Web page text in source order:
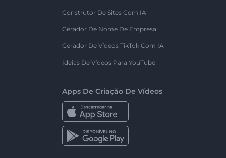
Construtor De Sites Com IA
Gerador De Nome De Empresa
Gerador De Vídeos TikTok Com IA
Ideias De Vídeos Para YouTube
Apps De Criação De Vídeos